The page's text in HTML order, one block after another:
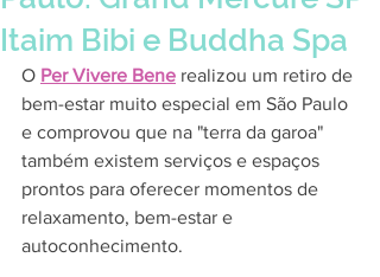
Itaim Bibi e Buddha Spa
O Per Vivere Bene realizou um retiro de
bem-estar muito especial em São Paulo
e comprovou que na "terra da garoa"
também existem serviços e espaços
prontos para oferecer momentos de
relaxamento, bem-estar e
autoconhecimento.